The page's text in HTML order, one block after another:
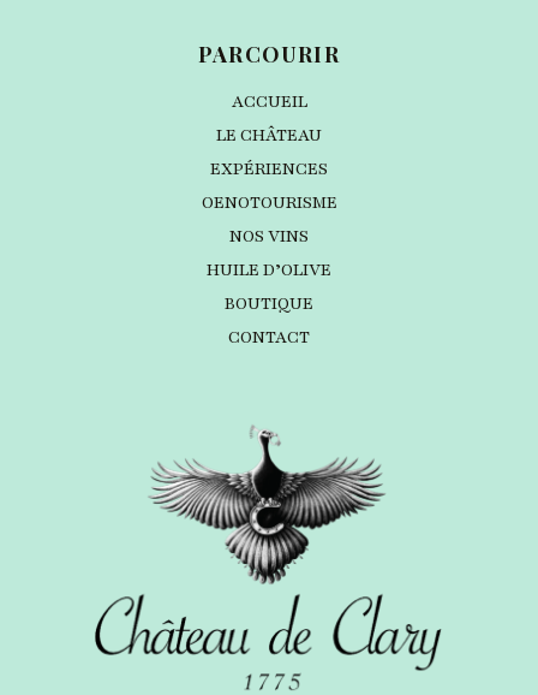
PARCOURIR
ACCUEIL
LE CHÂTEAU
EXPÉRIENCES
OENOTOURISME
NOS VINS
HUILE D’OLIVE
BOUTIQUE
CONTACT